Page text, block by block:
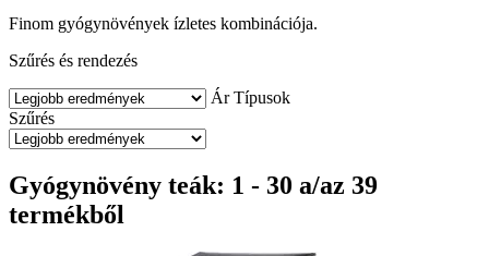
Finom gyógynövények ízletes kombinációja.
Szűrés és rendezés
Ár Típusok
Szűrés
Gyógynövény teák: 1 - 30 a/az 39
termékből